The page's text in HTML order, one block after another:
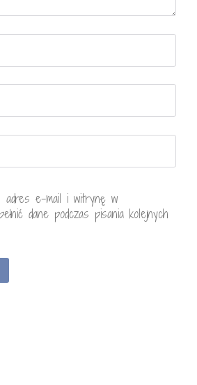
adres e-mail i witrynę w
dane podczas pisania kolejnych